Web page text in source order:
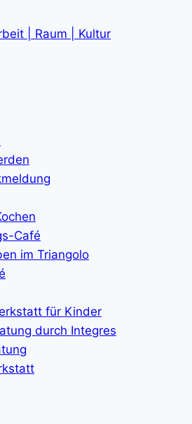
Café
im Triangolo
für Kinder
durch Integres